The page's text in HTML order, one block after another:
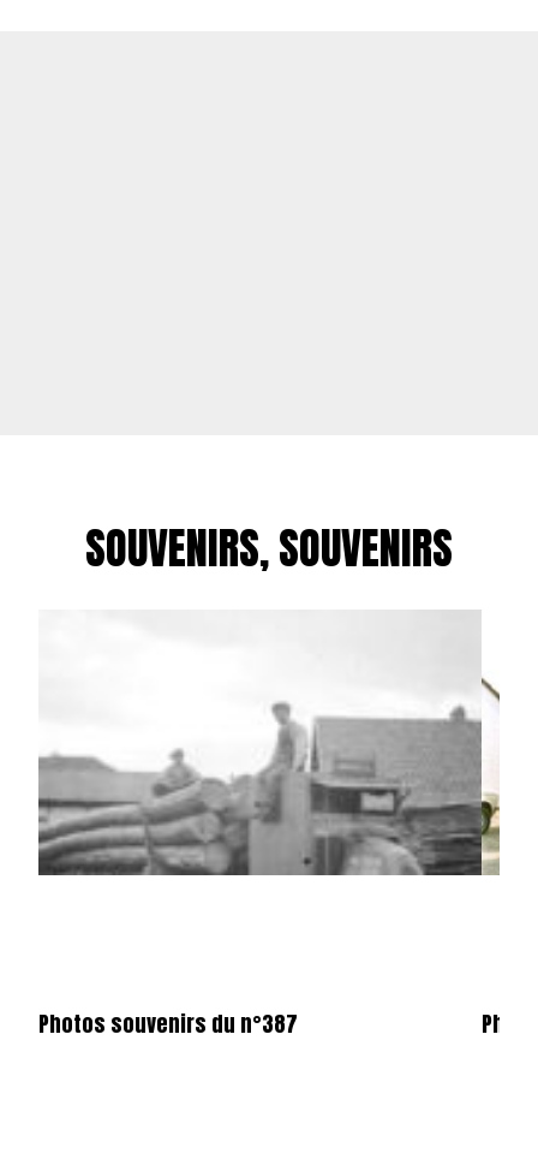
SOUVENIRS, SOUVENIRS
Photos souvenirs du n°387